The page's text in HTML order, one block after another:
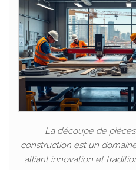
La découpe de
construction est un
alliant innovation et